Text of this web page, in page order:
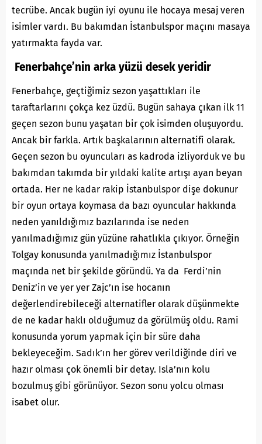
tecrübe. Ancak bugün iyi oyunu ile hocaya mesaj veren
isimler vardı. Bu bakımdan İstanbulspor maçını masaya
yatırmakta fayda var.
Fenerbahçe’nin arka yüzü desek yeridir
Fenerbahçe, geçtiğimiz sezon yaşattıkları ile
taraftarlarını çokça kez üzdü. Bugün sahaya çıkan ilk 11
geçen sezon bunu yaşatan bir çok isimden oluşuyordu.
Ancak bir farkla. Artık başkalarının alternatifi olarak.
Geçen sezon bu oyuncuları as kadroda izliyorduk ve bu
bakımdan takımda bir yıldaki kalite artışı ayan beyan
ortada. Her ne kadar rakip İstanbulspor dişe dokunur
bir oyun ortaya koymasa da bazı oyuncular hakkında
neden yanıldığımız bazılarında ise neden
yanılmadığımız gün yüzüne rahatlıkla çıkıyor. Örneğin
Tolgay konusunda yanılmadığımız İstanbulspor
maçında net bir şekilde göründü. Ya da Ferdi’nin
Deniz’in ve yer yer Zajc’ın ise hocanın
değerlendirebileceği alternatifler olarak düşünmekte
de ne kadar haklı olduğumuz da görülmüş oldu. Rami
konusunda yorum yapmak için bir süre daha
bekleyeceğim. Sadık’ın her görev verildiğinde diri ve
hazır olması çok önemli bir detay. Isla’nın kolu
bozulmuş gibi görünüyor. Sezon sonu yolcu olması
isabet olur.